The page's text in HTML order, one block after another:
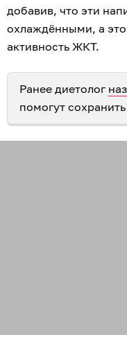
добавив, что эти
охлаждёнными, а
активность ЖКТ.
Ранее диетолог
помогут